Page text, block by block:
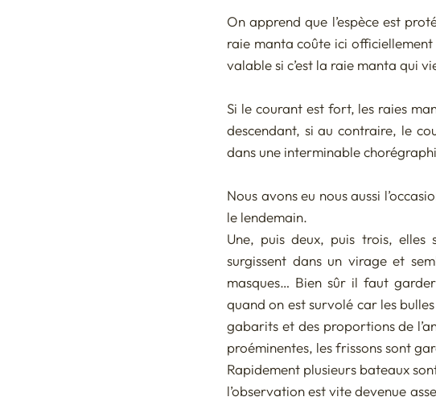
On apprend que l’espèce est
raie manta coûte ici officiellement
valable si c’est la raie manta qui
Si le courant est fort, les raies
descendant, si au contraire, le
dans une interminable
Nous avons eu nous aussi
le lendemain.
Une, puis deux, puis trois, elles
surgissent dans un virage et
masques… Bien sûr il faut
quand on est survolé car les
gabarits et des proportions de
proéminentes, les frissons sont
Rapidement plusieurs bateaux
l’observation est vite devenue